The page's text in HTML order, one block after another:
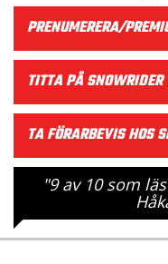
PRENUMERERA/
TITTA PÅ SNOWRIDER
TA FÖRARBEVIS HOS
"9 av 10 som